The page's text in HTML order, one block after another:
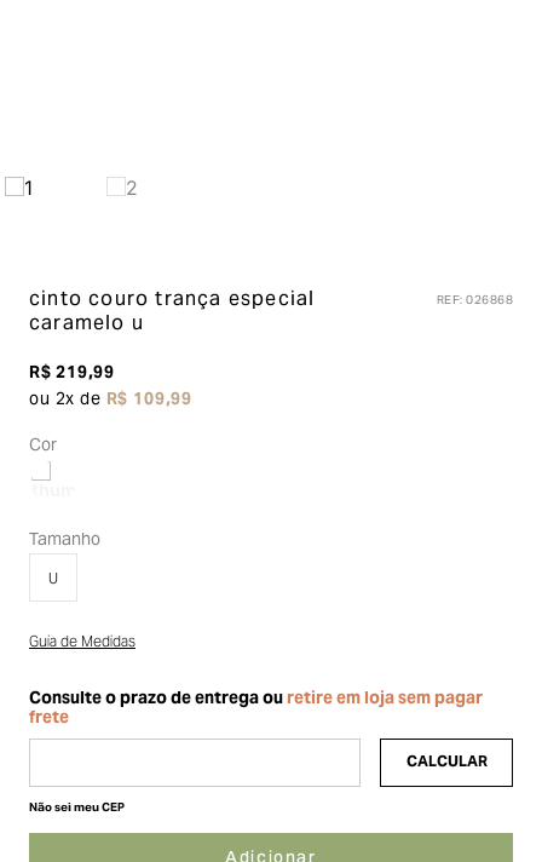
cinto couro trança especial
caramelo u
REF:026868
R$219,99
ou 2x de R$ 109,99
Cor
Tamanho
U
Guia de Medidas
Não sei meu CEP